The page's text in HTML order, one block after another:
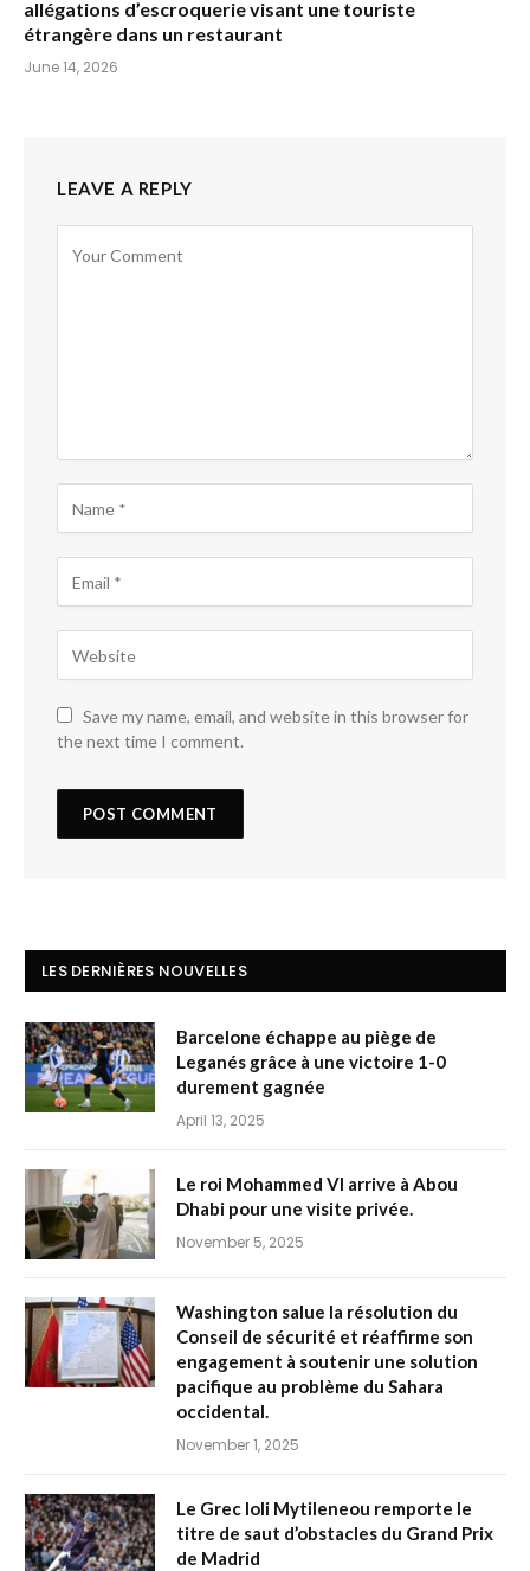
allégations d’escroquerie visant une touriste
étrangère dans un restaurant
June 14, 2026
LEAVE A REPLY
Save my name, email, and website in this browser for
the next time I comment.
LES DERNIÈRES NOUVELLES
Barcelone échappe au piège de
Leganés grâce à une victoire 1-0
durement gagnée
April 13, 2025
Le roi Mohammed VI arrive à Abou
Dhabi pour une visite privée.
November 5, 2025
Washington salue la résolution du
Conseil de sécurité et réaffirme son
engagement à soutenir une solution
pacifique au problème du Sahara
occidental.
November 1, 2025
Le Grec Ioli Mytileneou remporte le
titre de saut d’obstacles du Grand Prix
de Madrid